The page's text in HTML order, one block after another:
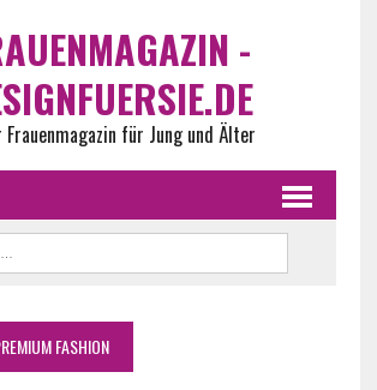
-
Frauenmagazin für Jung und Älter
FASHION